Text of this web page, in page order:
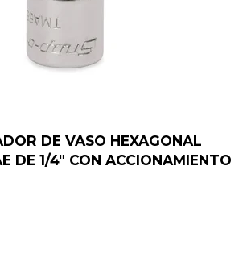
DE VASO HEXAGONAL
DE 1/4" CON ACCIONAMIENTO